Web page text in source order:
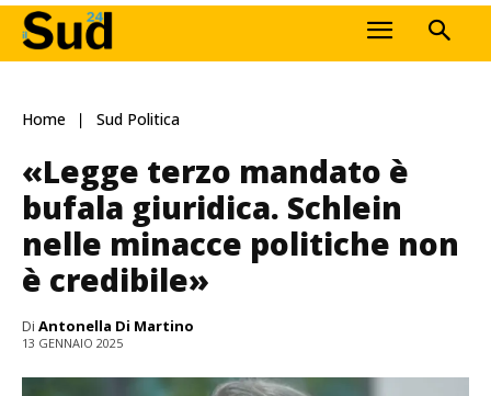
Home Sud Politica
«Legge terzo mandato è
bufala giuridica. Schlein
nelle minacce politiche non
è credibile»
Di Antonella Di Martino
13 GENNAIO 2025